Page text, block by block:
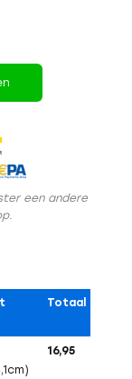
een andere
Totaal
16,95